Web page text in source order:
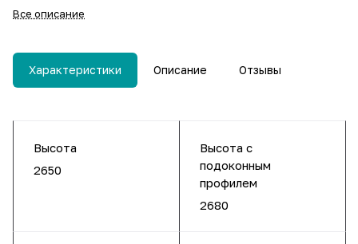
Все описание
Характеристики Описание Отзывы
Высота
2650
Высота с
подоконным
профилем
2680